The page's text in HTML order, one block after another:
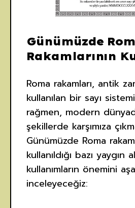
Günümüzde
Rakamlarının
Roma rakamları, antik
kullanılan bir sayı
rağmen, modern
şekillerde karşımıza
Günümüzde Roma
kullanıldığı bazı yaygın
kullanımların önemini
inceleyeceğiz: